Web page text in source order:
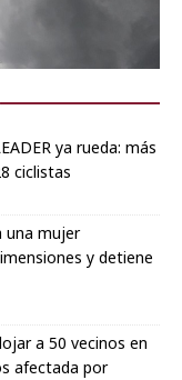
ya rueda: más
ciclistas
una mujer
y detiene
a 50 vecinos en
afectada por